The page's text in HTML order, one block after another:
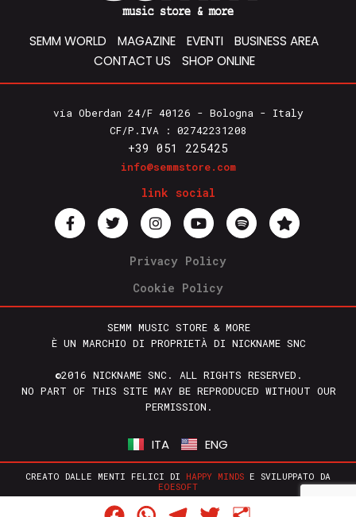
SEMM WORLD MAGAZINE EVENTI
BUSINESS AREA
CONTACT US
SHOP ONLINE
via Oberdan 24/F 40126 - Bologna - Italy
CF/P.IVA : 02742231208
+39 051 225425
info@semmstore.com
link social
Privacy Policy
Cookie Policy
SEMM MUSIC STORE & MORE
È UN MARCHIO DI PROPRIETÀ DI NICKNAME SNC
©2016 NICKNAME SNC. ALL RIGHTS RESERVED.
NO PART OF THIS SITE MAY BE REPRODUCED WITHOUT OUR
PERMISSION.
ITA ENG
CREATO DALLE MENTI FELICI DI HAPPY MINDS E SVILUPPATO DA
EOESOFT
FacebookWhatsAppTelegram
Twitter